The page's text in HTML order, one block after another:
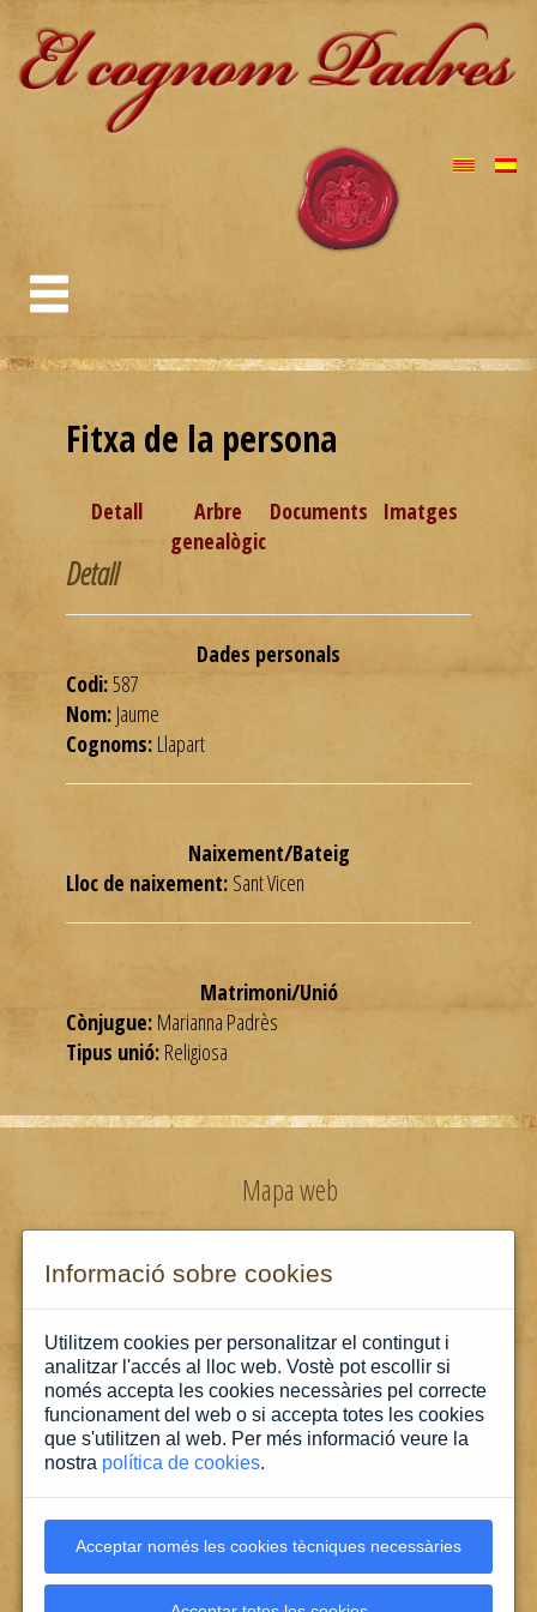
Fitxa de la persona
Detall
Arbre
genealògic
Documents Imatges
Detall
Dades personals
Codi:587
Nom: Jaume
Cognoms: Llapart
Naixement/Bateig
Lloc de naixement: Sant Vicen
Matrimoni/Unió
Cònjugue: Marianna Padrès
Tipus unió: Religiosa
Mapa web
Informació legal
Política de privacitat
Política de cookies
Contacte
Informació sobre cookies
Utilitzem cookies per personalitzar el contingut i
analitzar l'accés al lloc web. Vostè pot escollir si
només accepta les cookies necessàries pel correcte
funcionament del web o si accepta totes les cookies
que s'utilitzen al web. Per més informació veure la
nostra política de cookies.
Acceptar només les cookies tècniques necessàries